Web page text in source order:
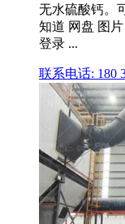
无水硫酸钙。
知道 网盘 图
登录 ...
联系电话: 180